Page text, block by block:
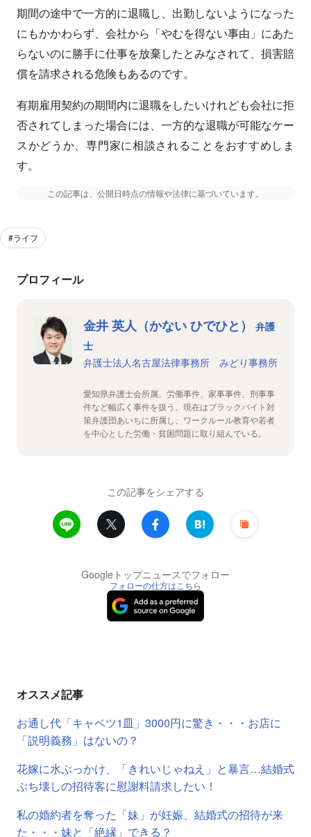
期間の途中で一方的に退職し、出勤しないようになった
にもかかわらず、会社から「やむを得ない事由」にあた
らないのに勝手に仕事を放棄したとみなされて、損害賠
償を請求される危険もあるのです。
有期雇用契約の期間内に退職をしたいけれども会社に拒
否されてしまった場合には、一方的な退職が可能なケー
スかどうか、専門家に相談されることをおすすめしま
す。
この記事は、公開日時点の情報や法律に基づいています。
#ライフ
プロフィール
金井 英人（かない ひでひと）
弁護
士
弁護士法人名古屋法律事務所 みどり事務所
愛知県弁護士会所属。労働事件、家事事件、刑事事
件など幅広く事件を扱う。現在はブラックバイト対
策弁護団あいちに所属し、ワークルール教育や若者
を中心とした労働・貧困問題に取り組んでいる。
この記事をシェアする
Googleトップニュースでフォロー
フォローの仕方はこちら
オススメ記事
お通し代「キャベツ1皿」3000円に驚き・・・お店に
「説明義務」はないの？
花嫁に水ぶっかけ、「きれいじゃねえ」と暴言…結婚式
ぶち壊しの招待客に慰謝料請求したい！
私の婚約者を奪った「妹」が妊娠、結婚式の招待が来
た・・・妹と「絶縁」できる？